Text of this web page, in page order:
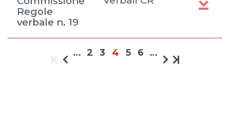
Regole
verbale n. 19
… 2 3 4 5 6 …